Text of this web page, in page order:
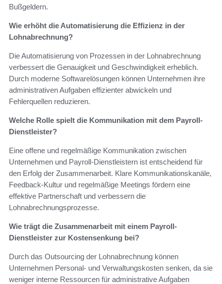
Bußgeldern.
Wie erhöht die Automatisierung die Effizienz in der
Lohnabrechnung?
Die Automatisierung von Prozessen in der Lohnabrechnung
verbessert die Genauigkeit und Geschwindigkeit erheblich.
Durch moderne Softwarelösungen können Unternehmen ihre
administrativen Aufgaben effizienter abwickeln und
Fehlerquellen reduzieren.
Welche Rolle spielt die Kommunikation mit dem Payroll-
Dienstleister?
Eine offene und regelmäßige Kommunikation zwischen
Unternehmen und Payroll-Dienstleistern ist entscheidend für
den Erfolg der Zusammenarbeit. Klare Kommunikationskanäle,
Feedback-Kultur und regelmäßige Meetings fördern eine
effektive Partnerschaft und verbessern die
Lohnabrechnungsprozesse.
Wie trägt die Zusammenarbeit mit einem Payroll-
Dienstleister zur Kostensenkung bei?
Durch das Outsourcing der Lohnabrechnung können
Unternehmen Personal- und Verwaltungskosten senken, da sie
weniger interne Ressourcen für administrative Aufgaben